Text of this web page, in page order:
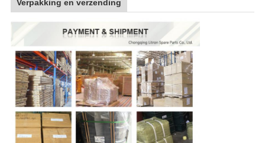
Verpakking en verzending